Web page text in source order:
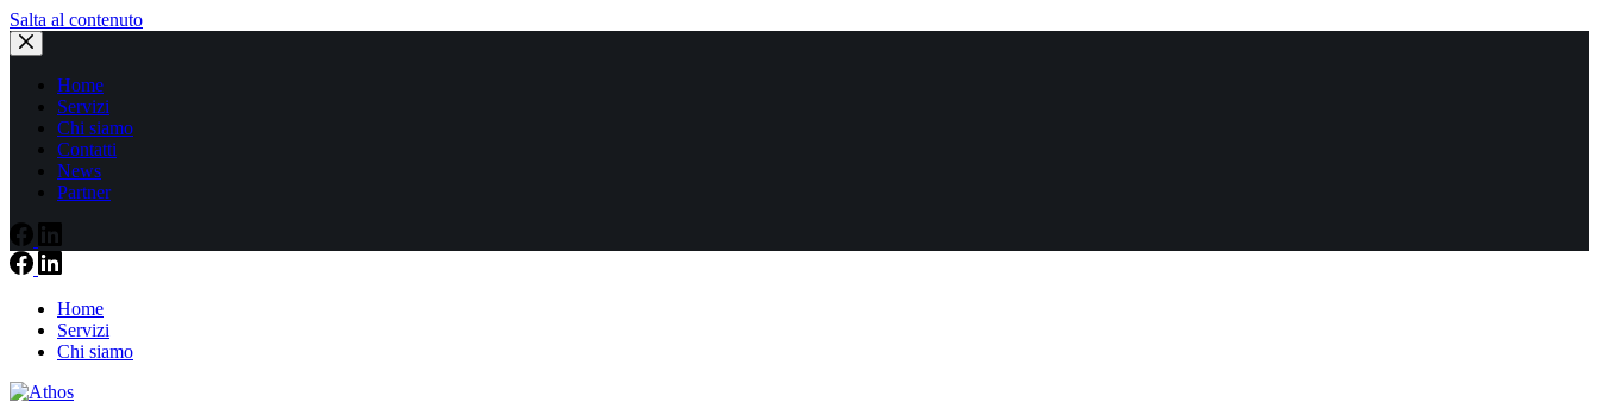
Salta al contenuto
Home
Servizi
Chi siamo
Contatti
News
Partner
Home
Servizi
Chi siamo